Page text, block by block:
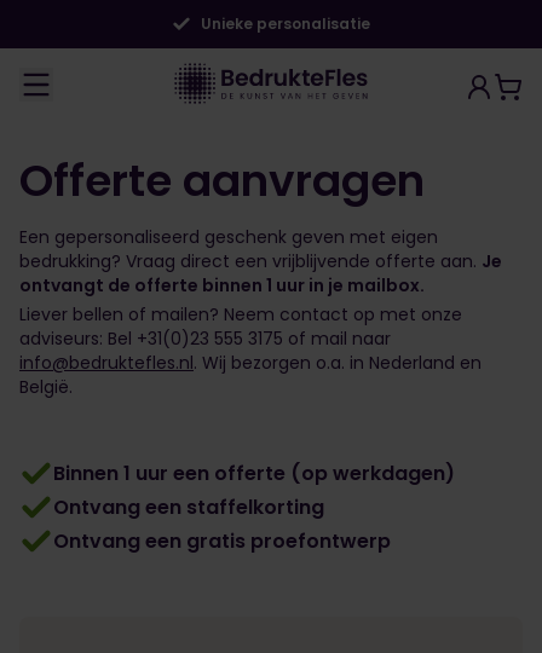
Unieke personalisatie
Offerte aanvragen
Een gepersonaliseerd geschenk geven met eigen
bedrukking? Vraag direct een vrijblijvende offerte aan. Je
ontvangt de offerte binnen 1 uur in je mailbox.
Liever bellen of mailen? Neem contact op met onze
adviseurs: Bel +31(0)23 555 3175 of mail naar
info@bedruktefles.nl. Wij bezorgen o.a. in Nederland en
België.
Binnen 1 uur een offerte (op werkdagen)
Ontvang een staffelkorting
Ontvang een gratis proefontwerp